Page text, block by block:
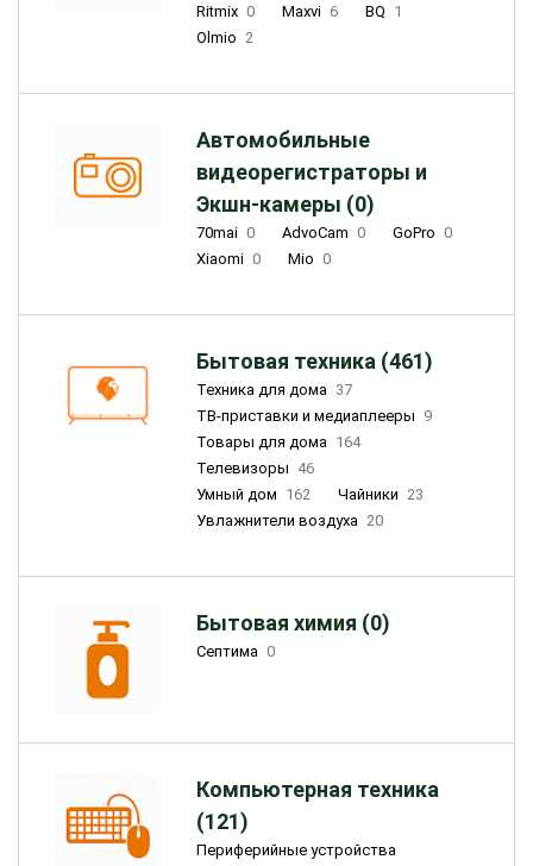
Ritmix 0 Maxvi 6 BQ 1
Olmio 2
Автомобильные
видеорегистраторы и
Экшн-камеры (0)
70mai 0 AdvoCam 0 GoPro 0
Xiaomi 0 Mio 0
Бытовая техника (461)
Техника для дома 37
ТВ-приставки и медиаплееры 9
Товары для дома 164
Телевизоры 46
Умный дом 162 Чайники 23
Увлажнители воздуха 20
Бытовая химия (0)
Септима 0
Компьютерная техника
(121)
Периферийные устройства